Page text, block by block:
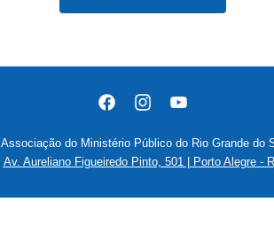
Associação do Ministério Público do Rio Grande do
Av. Aureliano Figueiredo Pinto, 501 | Porto Alegre -